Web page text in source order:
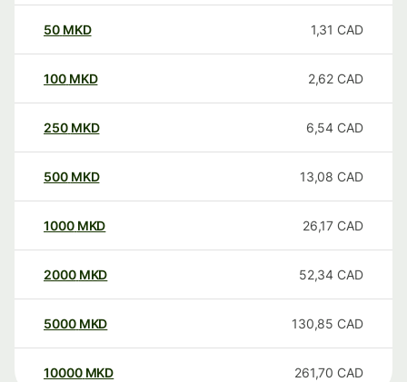
50 MKD 1,31 CAD
100 MKD 2,62 CAD
250 MKD 6,54 CAD
500 MKD 13,08 CAD
1000 MKD 26,17 CAD
2000 MKD 52,34 CAD
5000 MKD 130,85 CAD
10000 MKD 261,70 CAD